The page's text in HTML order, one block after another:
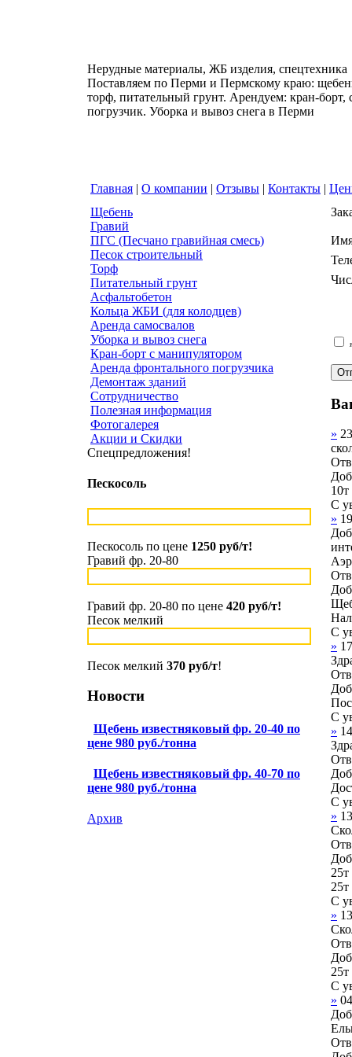
Нерудные материалы, ЖБ изделия, спецтехника
Поставляем по Перми и Пермскому краю:
торф, питательный грунт. Арендуем: кран-
погрузчик. Уборка и вывоз снега в Перми
Главная | О компании | Отзывы | Контакты |
Щебень
Гравий
ПГС (Песчано гравийная смесь)
Песок строительный
Торф
Питательный грунт
Асфальтобетон
Кольца ЖБИ (для колодцев)
Аренда самосвалов
Уборка и вывоз снега
Кран-борт с манипулятором
Аренда фронтального погрузчика
Демонтаж зданий
Сотрудничество
Полезная информация
Фотогалерея
Акции и Скидки
Спецпредложения!
Пескосоль
Пескосоль по цене 1250 руб/т!
Гравий фр. 20-80
Гравий фр. 20-80 по цене 420 руб/т!
Песок мелкий
Песок мелкий 370 руб/т!
Новости
Щебень известняковый фр. 20-40 по
цене 980 руб./тонна
Щебень известняковый фр. 40-70 по
цене 980 руб./тонна
Архив
»
С
»
С
»
С
»
С
»
С
»
С
»